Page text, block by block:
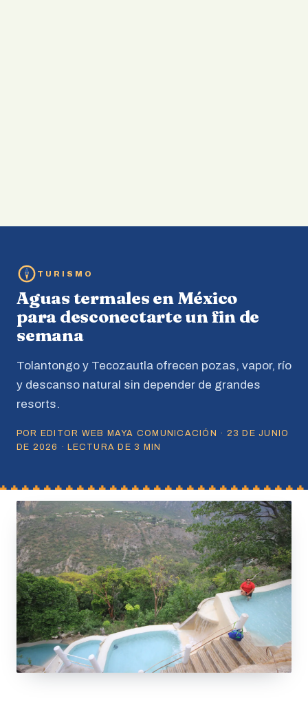
TURISMO
Aguas termales en México
para desconectarte un fin de
semana
Tolantongo y Tecozautla ofrecen pozas, vapor, río
y descanso natural sin depender de grandes
resorts.
POR EDITOR WEB MAYA COMUNICACIÓN · 23 DE JUNIO
DE 2026 · LECTURA DE 3 MIN